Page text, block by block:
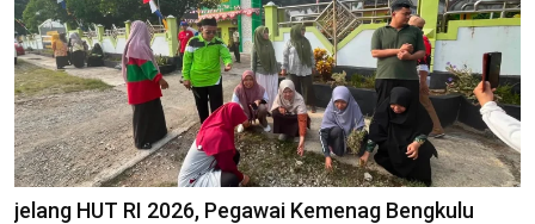
jelang HUT RI 2026, Pegawai Kemenag Bengkulu